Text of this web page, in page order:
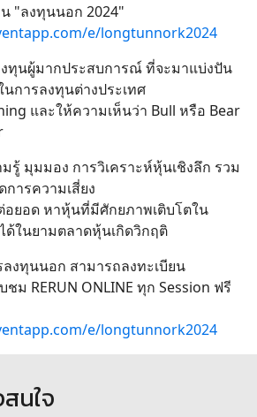
"ลงทุนนอก 2024"
e/longtunnork2024
ทุนผู้มากประสบการณ์ ที่จะมาแบ่งปัน
การลงทุนต่างประเทศ
และให้ความเห็นว่า Bull หรือ Bear
รู้ มุมมอง การวิเคราะห์หุ้นเชิงลึก รวม
ารความเสี่ยง
อยอด หาหุ้นที่มีศักยภาพเติบโตใน
ในยามตลาดหุ้นเกิดวิกฤติ
งทุนนอก สามารถลงทะเบียน
ชม RERUN ONLINE ทุก Session ฟรี
e/longtunnork2024
นใจ